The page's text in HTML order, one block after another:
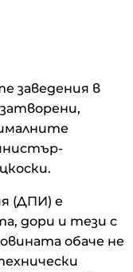
заведения в
(ДПИ) е
дори и тези с
обаче не